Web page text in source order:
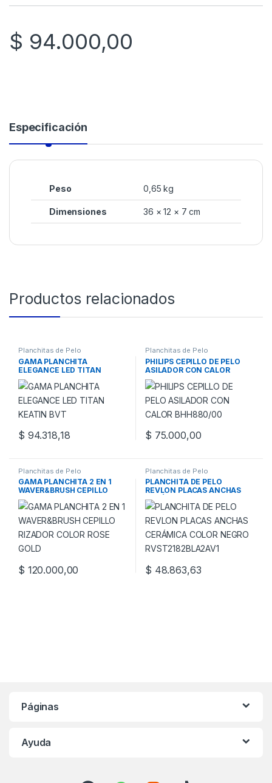
$ 94.000,00
Especificación
Peso 0,65 kg
Dimensiones 36 × 12 × 7 cm
Productos relacionados
Planchitas de Pelo
GAMA PLANCHITA
ELEGANCE LED TITAN
KEATIN BVT
$ 94.318,18
Planchitas de Pelo
PHILIPS CEPILLO DE PELO
ASILADOR CON CALOR
BHH880/00
$ 75.000,00
Planchitas de Pelo
GAMA PLANCHITA 2 EN 1
WAVER&BRUSH CEPILLO
RIZADOR COLOR ROSE GOLD
$ 120.000,00
Planchitas de Pelo
PLANCHITA DE PELO
REVLON PLACAS ANCHAS
CERÁMICA COLOR NEGRO
RVST2182BLA2AV1
$ 48.863,63
Páginas
Ayuda